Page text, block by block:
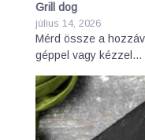
Grill dog
július 14, 2026
Mérd össze a
géppel vagy kézzel…